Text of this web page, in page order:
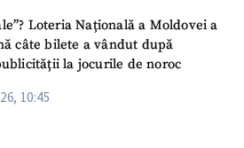
Loteria Națională a Moldovei a
câte bilete a vândut după
la jocurile de noroc
10:45